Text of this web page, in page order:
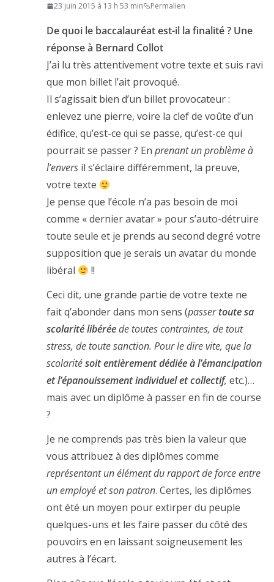
23 juin 2015 à 13 h 53 min Permalien
De quoi le baccalauréat est-il la finalité ? Une
réponse à Bernard Collot
J’ai lu très attentivement votre texte et suis ravi
que mon billet l’ait provoqué.
Il s’agissait bien d’un billet provocateur :
enlevez une pierre, voire la clef de voûte d’un
édifice, qu’est-ce qui se passe, qu’est-ce qui
pourrait se passer ? En prenant un problème à
l’envers il s’éclaire différemment, la preuve,
votre texte
Je pense que l’école n’a pas besoin de moi
comme « dernier avatar » pour s’auto-détruire
toute seule et je prends au second degré votre
supposition que je serais un avatar du monde
libéral
!!
Ceci dit, une grande partie de votre texte ne
fait q’abonder dans mon sens (passertoute sa
scolarité libéréede toutes contraintes, de tout
stress, de toute sanction. Pour le dire vite, que la
scolaritésoit entièrement dédiée à l’émancipation
et l’épanouissement individuel et collectif, etc.)…
mais avec un diplôme à passer en fin de course
?
Je ne comprends pas très bien la valeur que
vous attribuez à des diplômes comme
représentant un élément du rapport de force entre
un employé et son patron. Certes, les diplômes
ont été un moyen pour extirper du peuple
quelques-uns et les faire passer du côté des
pouvoirs en en laissant soigneusement les
autres à l’écart.